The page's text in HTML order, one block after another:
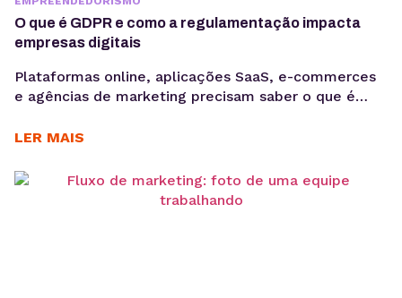
O que é GDPR e como a regulamentação impacta
empresas digitais
Plataformas online, aplicações SaaS, e-commerces
e agências de marketing precisam saber o que é
sensíveis, o que aumenta a exposição a riscos
uma questão jurídica, mas uma camada crítica de
arquitetura, governança e gestão de risco. Em
LER MAIS